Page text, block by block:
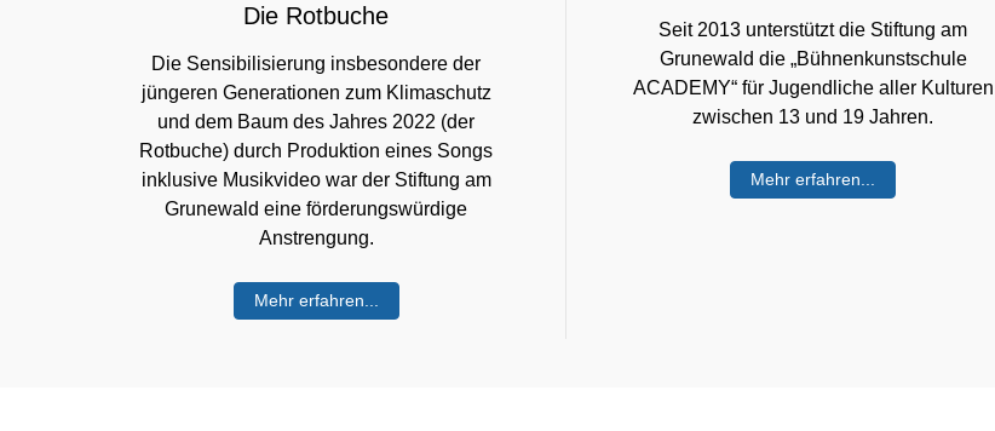
Die Rotbuche
Die Sensibilisierung insbesondere der
jüngeren Generationen zum Klimaschutz
und dem Baum des Jahres 2022 (der
Rotbuche) durch Produktion eines Songs
inklusive Musikvideo war der Stiftung am
Grunewald eine förderungswürdige
Anstrengung.
Mehr erfahren...
Seit 2013 unterstützt die Stiftung am
Grunewald die „Bühnenkunstschule
ACADEMY“ für Jugendliche aller Kulturen
zwischen 13 und 19 Jahren.
Mehr erfahren...